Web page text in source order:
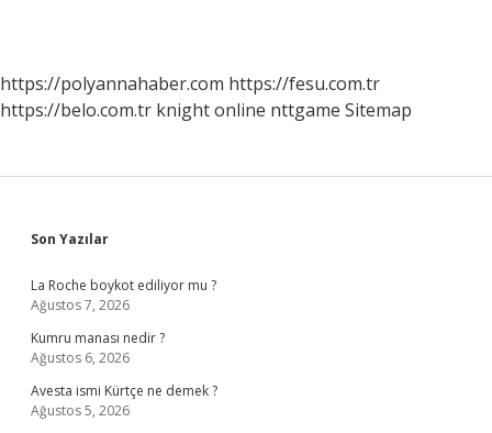
https://polyannahaber.com https://fesu.com.tr
https://belo.com.tr knight online nttgame Sitemap
Sidebar
Son Yazılar
La Roche boykot ediliyor mu ?
Ağustos 7, 2026
Kumru manası nedir ?
Ağustos 6, 2026
Avesta ismi Kürtçe ne demek ?
Ağustos 5, 2026